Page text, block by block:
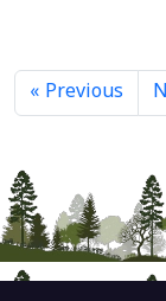
« Previous